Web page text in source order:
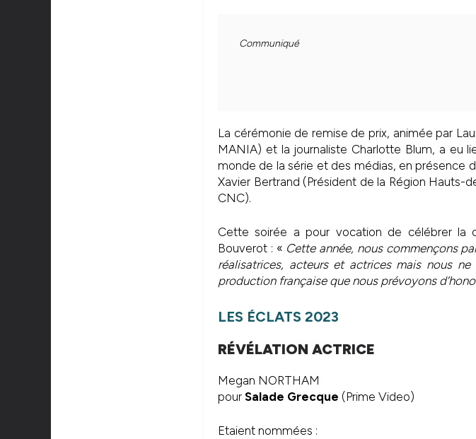
Communiqué
La cérémonie de remise de prix, animée par
MANIA) et la journaliste Charlotte Blum, a eu
monde de la série et des médias, en présence
Xavier Bertrand (Président de la Région Hauts-
CNC).
Cette soirée a pour vocation de célébrer la
Bouverot : « Cette année, nous commençons
réalisatrices, acteurs et actrices mais nous
production française que nous prévoyons
LES ÉCLATS 2023
RÉVÉLATION ACTRICE
Megan NORTHAM
pour Salade Grecque (Prime Video)
Etaient nommées :